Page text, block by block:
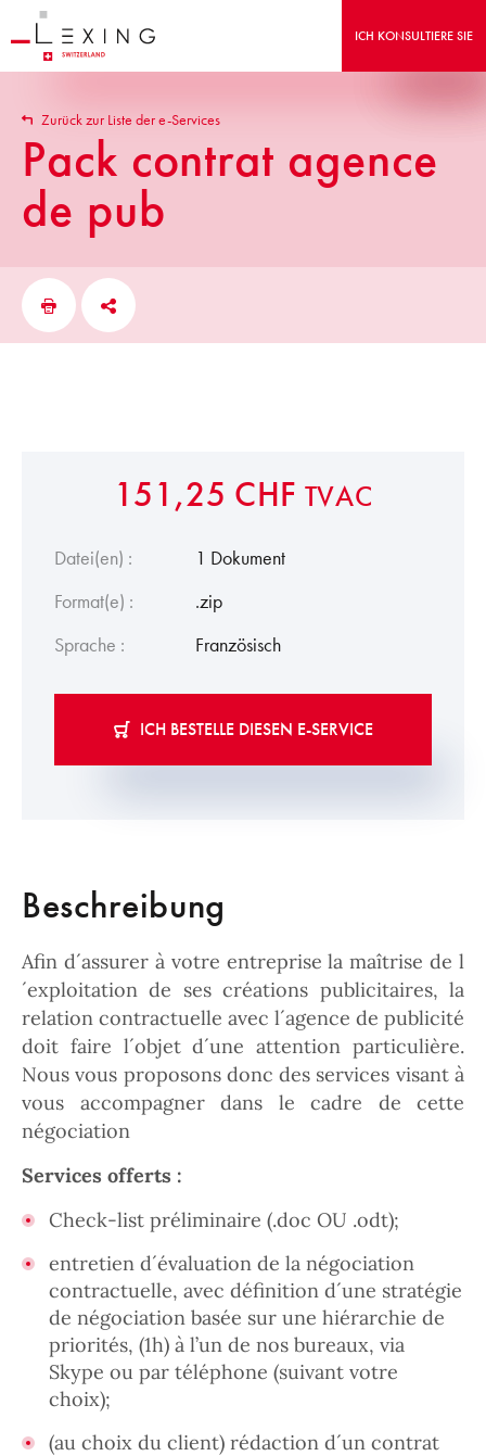
ICH KONSULTIERE SIE
Zurück zur Liste der e-Services
Pack contrat agence
de pub
151,25 CHF TVAC
Datei(en) :
1 Dokument
Format(e) :
.zip
Sprache :
Französisch
ICH BESTELLE DIESEN E-SERVICE
Beschreibung
Afin d´assurer à votre entreprise la maîtrise de l
´exploitation de ses créations publicitaires, la
relation contractuelle avec l´agence de publicité
doit faire l´objet d´une attention particulière.
Nous vous proposons donc des services visant à
vous accompagner dans le cadre de cette
négociation
Services offerts :
Check-list préliminaire (.doc OU .odt);
entretien d´évaluation de la négociation
contractuelle, avec définition d´une stratégie
de négociation basée sur une hiérarchie de
priorités, (1h) à l’un de nos bureaux, via
Skype ou par téléphone (suivant votre
choix);
(au choix du client) rédaction d´un contrat